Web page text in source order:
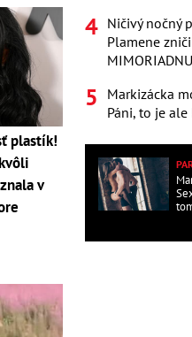
plastík!
v
Ničivý nočný
Plamene
Markizácka
Páni, to je ale